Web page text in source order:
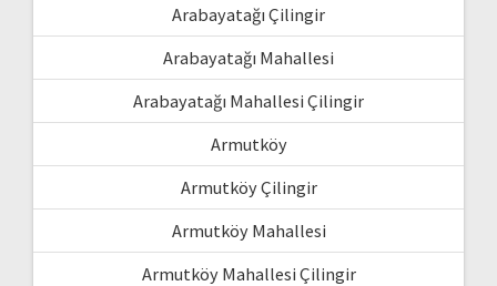
Arabayatağı Çilingir
Arabayatağı Mahallesi
Arabayatağı Mahallesi Çilingir
Armutköy
Armutköy Çilingir
Armutköy Mahallesi
Armutköy Mahallesi Çilingir